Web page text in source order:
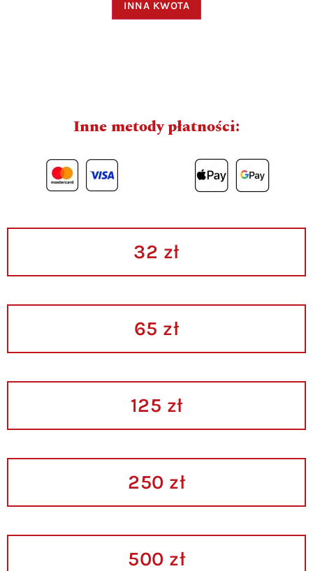
Inne metody płatności:
32 zł
65 zł
125 zł
250 zł
500 zł